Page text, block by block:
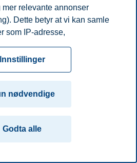
relevante annonser
Dette betyr at vi kan samle
som IP-adresse,
for at nettsiden skal
alle eller tilpasse ditt
hvilke
inn og formålene i innstillinger
Du kan når som helst endre
i innstillingene ved å
Innstillinger
nødvendige
Godta alle